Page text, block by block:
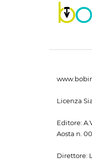
Licenza
Editore:
Aosta n.
Direttore: